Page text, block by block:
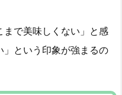
まで美味しくない」と感
」という印象が強まるの